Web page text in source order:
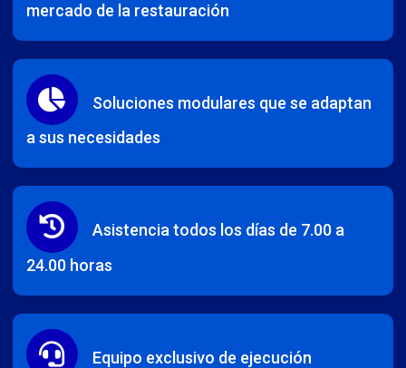
mercado de la restauración
Soluciones modulares que se adaptan
a sus necesidades
Asistencia todos los días de 7.00 a
24.00 horas
Equipo exclusivo de ejecución